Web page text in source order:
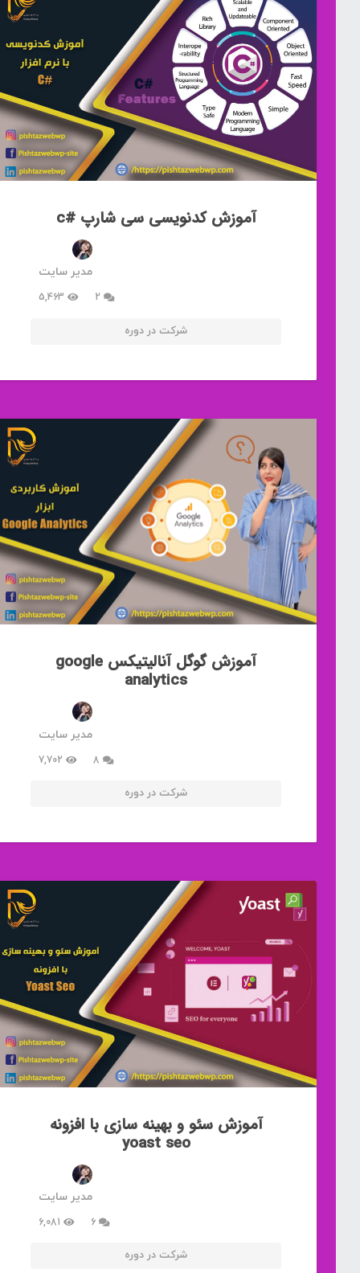
آموزش کدنویسی سی شارپ #c
مدیر سایت
2 دیدگاه 5,463
شرکت در دوره
آموزش گوگل آنالیتیکس google
analytics
مدیر سایت
8دیدگاه 7,702
شرکت در دوره
آموزش سئو و بهینه سازی با افزونه
yoast seo
مدیر سایت
6 دیدگاه 6,081
شرکت در دوره